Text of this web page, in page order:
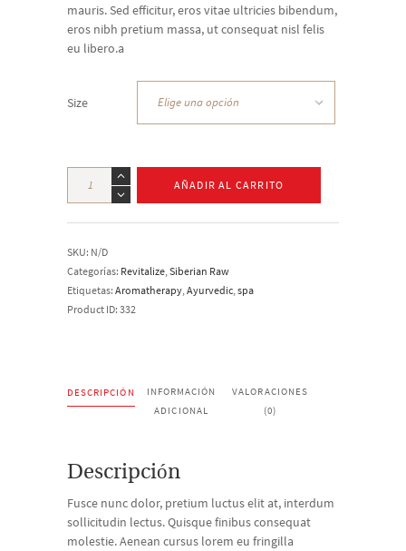
mauris. Sed efficitur, eros vitae ultricies bibendum,
eros nibh pretium massa, ut consequat nisl felis
eu libero.a
Size
Massage
AÑADIR AL CARRITO
SKU: N/D
Categorías: Revitalize Siberian Raw
Etiquetas: Aromatherapy Ayurvedic spa
Product ID: 332
DESCRIPCIÓN
INFORMACIÓN
ADICIONAL
VALORACIONES
(0)
Descripción
Fusce nunc dolor, pretium luctus elit at, interdum
sollicitudin lectus. Quisque finibus consequat
molestie. Aenean cursus lorem eu fringilla